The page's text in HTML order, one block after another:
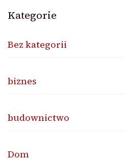
Kategorie
Bez kategorii
biznes
budownictwo
Dom